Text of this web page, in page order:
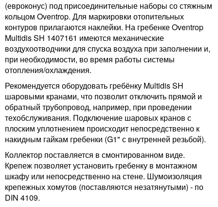
(евроконус) под присоединительные наборы со стяжным
кольцом Oventrop. Для маркировки отопительных
контуров прилагаются наклейки. На гребенке Oventrop
Multidis SH 1407161 имеются механические
воздухоотводчики для спуска воздуха при заполнении и,
при необходимости, во время работы системы
отопления/охлаждения.
Рекомендуется оборудовать гребёнку Multidis SH
шаровыми кранами, что позволит отключить прямой и
обратный трубопровод, например, при проведении
техобслуживания. Подключение шаровых кранов с
плоским уплотнением происходит непосредственно к
накидным гайкам гребенки (G1" с внутренней резьбой).
Коллектор поставляется в смонтированном виде.
Крепеж позволяет установить гребенку в монтажном
шкафу или непосредственно на стене. Шумоизоляция
крепежных хомутов (поставляются незатянутыми) - по
DIN 4109.